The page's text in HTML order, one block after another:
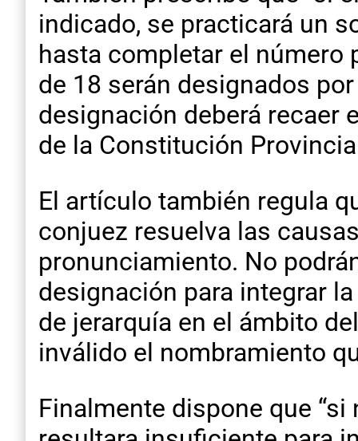
indicado, se practicará un
hasta completar el número
de 18 serán designados
designación deberá recaer
de la Constitución
El artículo también regula
conjuez resuelva las
pronunciamiento. No
designación para integrar
de jerarquía en el ámbito
inválido el nombramiento
Finalmente dispone que